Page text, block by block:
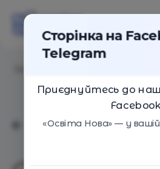
Сторінка на
Telegram
Приєднуйтесь до
«Освіта Нова» — у